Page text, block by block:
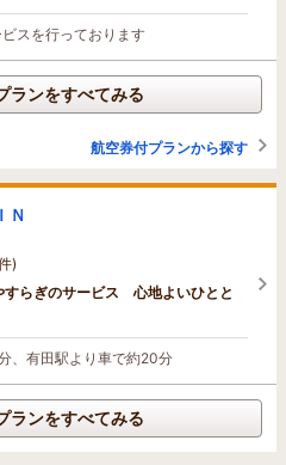
スを行っております
ランをすべてみる
航空券付プランから探す
Ｎ
)
らぎのサービス 心地よいひとと
、有田駅より車で約20分
ランをすべてみる